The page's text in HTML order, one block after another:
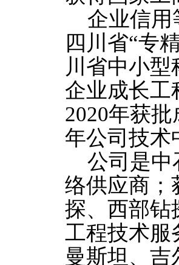
企业信
四川省“专
川省中小
企业成长工
2020年获
年公司技术
公司是中
络供应商；
探、西部钻
工程技术服
曼斯坦、